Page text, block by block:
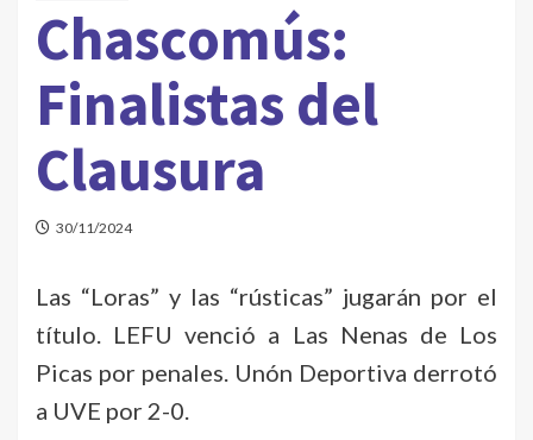
Chascomús:
Finalistas del
Clausura
30/11/2024
Las “Loras” y las “rústicas” jugarán por el
título. LEFU venció a Las Nenas de Los
Picas por penales. Unón Deportiva derrotó
a UVE por 2-0.